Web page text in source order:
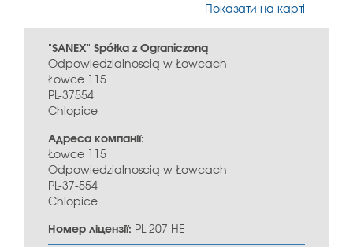
Показати на карті
"SANEX" Spółka z Ograniczoną
Odpowiedzialnoscią w Łowcach
Łowce 115
PL-37554
Chlopice
Адреса компанії:
Łowce 115
Odpowiedzialnoscią w Łowcach
PL-37-554
Chlopice
Номер ліцензії: PL-207 HE